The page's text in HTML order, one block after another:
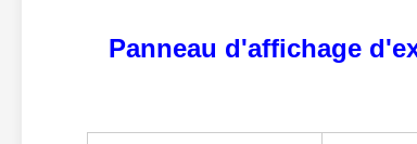
Panneau d'affichage